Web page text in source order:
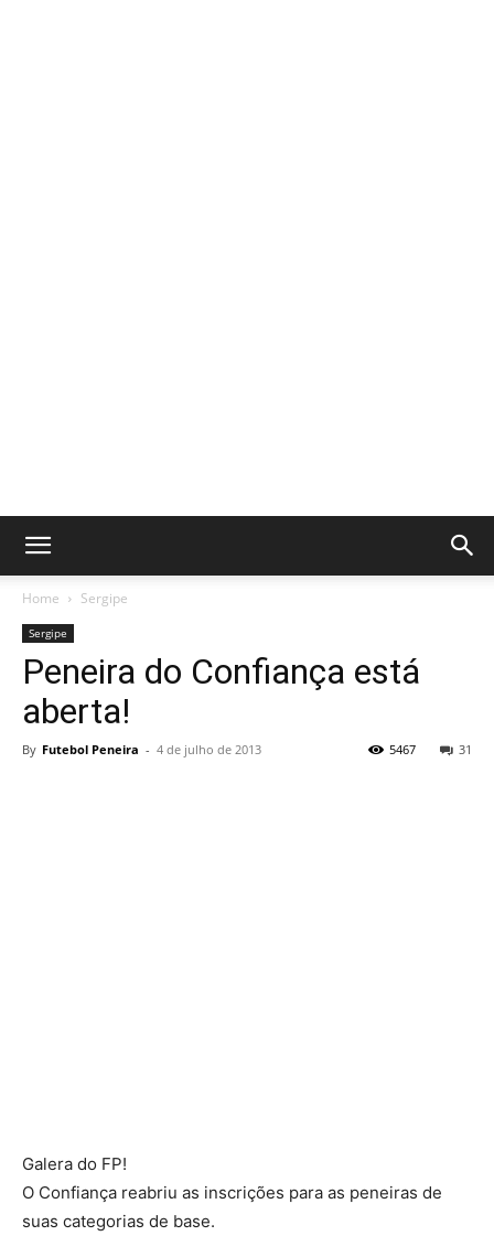
Home Sergipe
Sergipe
Peneira do Confiança está
aberta!
By Futebol Peneira - 4 de julho de 2013 31
5467
Galera do FP!
O Confiança reabriu as inscrições para as peneiras de
suas categorias de base.